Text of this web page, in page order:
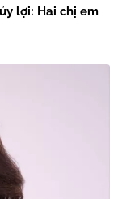
lợi: Hai chị em